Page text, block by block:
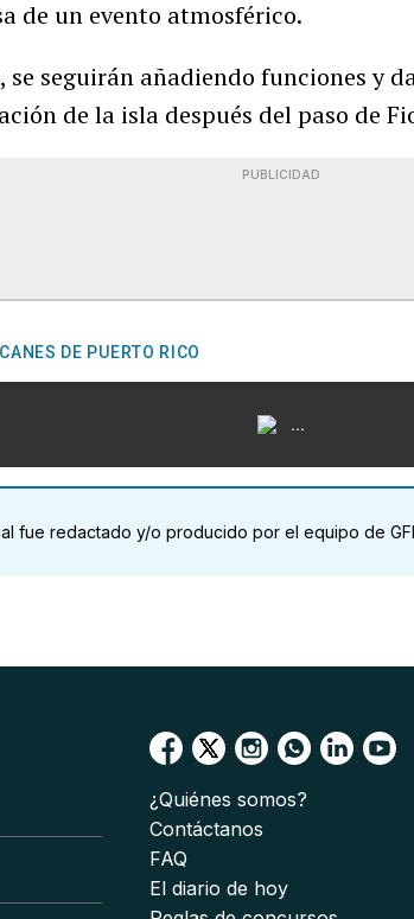
de un evento atmosférico.
se seguirán añadiendo funciones y
de la isla después del paso de
PUBLICIDAD
DE PUERTO RICO
...
fue redactado y/o producido por el equipo de
¿Quiénes somos?
Contáctanos
FAQ
El diario de hoy